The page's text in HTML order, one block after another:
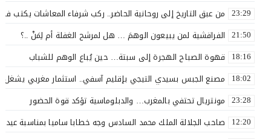
23:29 من عبق التاريخ إلى روحانية الحاضر.. ركب شرفاء المعاشات يكتب
21:50 الفراقشية لمن يبيعون الوهمَ … هل لمرشح الغفلة أم لِمَنْ ..؟
18:16 قهوة الصباح الهجرة إلى سبتة… حين يُباع الوهم للشباب
18:02 مصنع الجبس بسيدي التيجي بإقليم آسفي.. استثمار مغربي يشغل 110 عاملاً
23:28 مونتريال تحتفي بالمغرب… والدبلوماسية تؤكد قوة الحضور
12:20 صاحب الجلالة الملك محمد السادس وجه خطابا ساميا بمناسبة عيد